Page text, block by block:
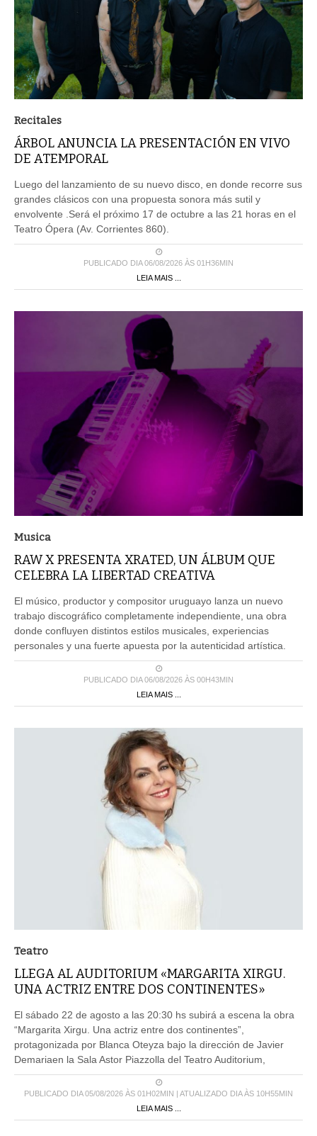
Recitales
ÁRBOL ANUNCIA LA PRESENTACIÓN EN VIVO
DE ATEMPORAL
Luego del lanzamiento de su nuevo disco, en donde recorre sus
grandes clásicos con una propuesta sonora más sutil y
envolvente .Será el próximo 17 de octubre a las 21 horas en el
Teatro Ópera (Av. Corrientes 860).
PUBLICADO DIA 06/08/2026 ÀS 01H36MIN
LEIA MAIS ...
Musica
RAW X PRESENTA XRATED, UN ÁLBUM QUE
CELEBRA LA LIBERTAD CREATIVA
El músico, productor y compositor uruguayo lanza un nuevo
trabajo discográfico completamente independiente, una obra
donde confluyen distintos estilos musicales, experiencias
personales y una fuerte apuesta por la autenticidad artística.
PUBLICADO DIA 06/08/2026 ÀS 00H43MIN
LEIA MAIS ...
Teatro
LLEGA AL AUDITORIUM «MARGARITA XIRGU.
UNA ACTRIZ ENTRE DOS CONTINENTES»
El sábado 22 de agosto a las 20:30 hs subirá a escena la obra
“Margarita Xirgu. Una actriz entre dos continentes”,
protagonizada por Blanca Oteyza bajo la dirección de Javier
Demariaen la Sala Astor Piazzolla del Teatro Auditorium,
PUBLICADO DIA 05/08/2026 ÀS 01H02MIN | ATUALIZADO DIA ÀS 10H55MIN
LEIA MAIS ...